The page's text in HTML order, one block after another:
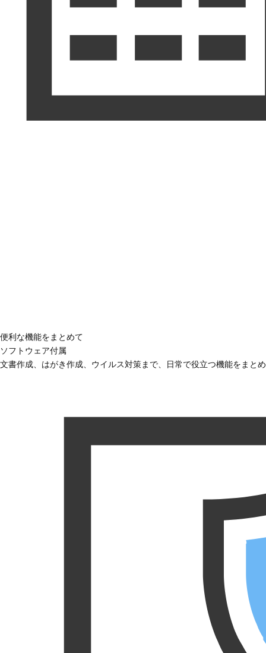
便利な機能をまとめて
ソフトウェア付属
文書作成、はがき作成、ウイルス対策まで、日常で役立つ機能をまと